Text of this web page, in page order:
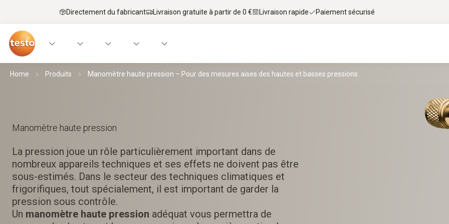
Directement du fabricant Livraison gratuite à partir de 0 € Livraison rapide Paiement sécurisé
Home Produits Manomètre haute pression – Pour des mesures aises des hautes et basses pressions
Manomètre haute pression
La pression joue un rôle particulièrement important dans de
nombreux appareils techniques et ses effets ne doivent pas être
sous-estimés. Dans le secteur des techniques climatiques et
frigorifiques, tout spécialement, il est important de garder la
pression sous contrôle.
Un manomètre haute pression adéquat vous permettra de